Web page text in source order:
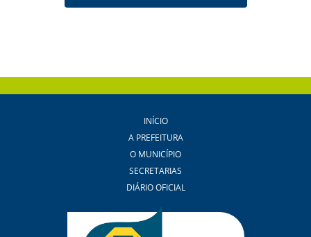
INÍCIO
A PREFEITURA
O MUNICÍPIO
SECRETARIAS
DIÁRIO OFICIAL